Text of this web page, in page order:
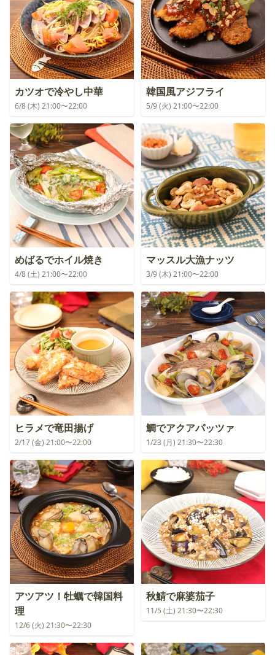
カツオで冷やし中華
6/8 (木) 21:00〜22:00
韓国風アジフライ
5/9 (火) 21:00〜22:00
めばるでホイル焼き
4/8 (土) 21:00〜22:00
マッスル大漁ナッツ
3/9 (木) 21:00〜22:00
ヒラメで竜田揚げ
2/17 (金) 21:00〜22:00
鯛でアクアパッツァ
1/23 (月) 21:30〜22:30
アツアツ！牡蠣で韓国料
理
12/6 (火) 21:30〜22:30
秋鯖で麻婆茄子
11/5 (土) 21:30〜22:30